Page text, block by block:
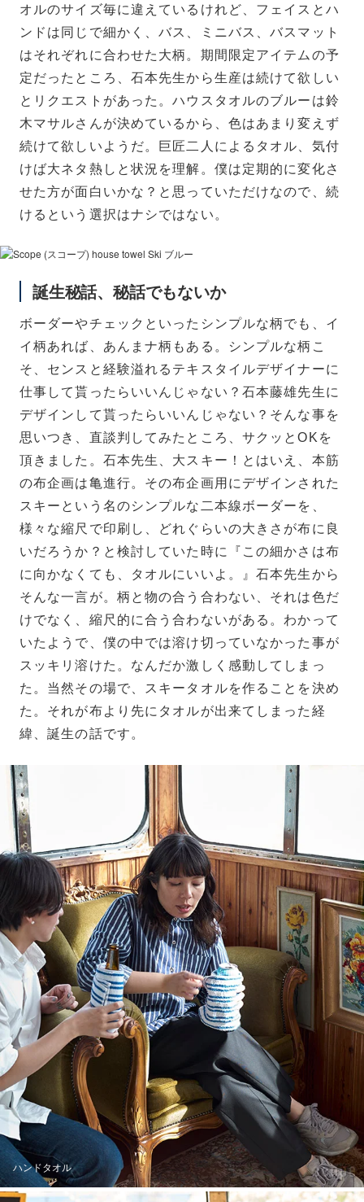
オルのサイズ毎に違えているけれど、フェイスとハ
ンドは同じで細かく、バス、ミニバス、バスマット
はそれぞれに合わせた大柄。期間限定アイテムの予
定だったところ、石本先生から生産は続けて欲しい
とリクエストがあった。ハウスタオルのブルーは鈴
木マサルさんが決めているから、色はあまり変えず
続けて欲しいようだ。巨匠二人によるタオル、気付
けば大ネタ熱しと状況を理解。僕は定期的に変化さ
せた方が面白いかな？と思っていただけなので、続
けるという選択はナシではない。
誕生秘話、秘話でもないか
ボーダーやチェックといったシンプルな柄でも、イ
イ柄あれば、あんまナ柄もある。シンプルな柄こ
そ、センスと経験溢れるテキスタイルデザイナーに
仕事して貰ったらいいんじゃない？石本藤雄先生に
デザインして貰ったらいいんじゃない？そんな事を
思いつき、直談判してみたところ、サクッとOKを
頂きました。石本先生、大スキー！とはいえ、本筋
の布企画は亀進行。その布企画用にデザインされた
スキーという名のシンプルな二本線ボーダーを、
様々な縮尺で印刷し、どれぐらいの大きさが布に良
いだろうか？と検討していた時に『この細かさは布
に向かなくても、タオルにいいよ。』石本先生から
そんな一言が。柄と物の合う合わない、それは色だ
けでなく、縮尺的に合う合わないがある。わかって
いたようで、僕の中では溶け切っていなかった事が
スッキリ溶けた。なんだか激しく感動してしまっ
た。当然その場で、スキータオルを作ることを決め
た。それが布より先にタオルが出来てしまった経
緯、誕生の話です。
ハンドタオル